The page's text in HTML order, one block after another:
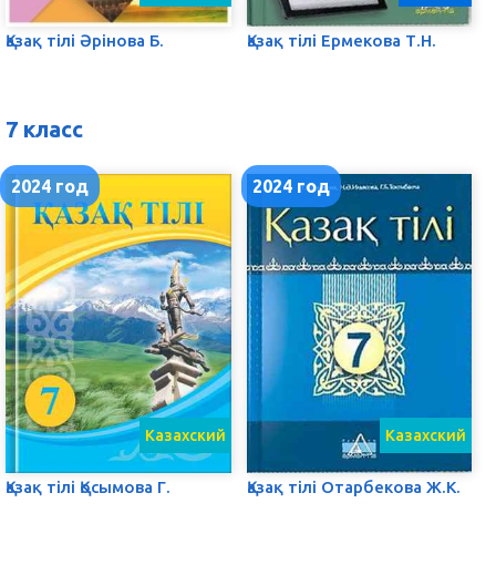
Қазақ тілі Әрінова Б. Қазақ тілі Ермекова Т.Н.
7 класс
2024 год
Қазақ тілі Қосымова Г.
Казахский
2024 год
Қазақ тілі Отарбекова Ж.К.
Казахский